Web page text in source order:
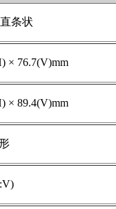
条状
× 76.7(V)mm
× 89.4(V)mm